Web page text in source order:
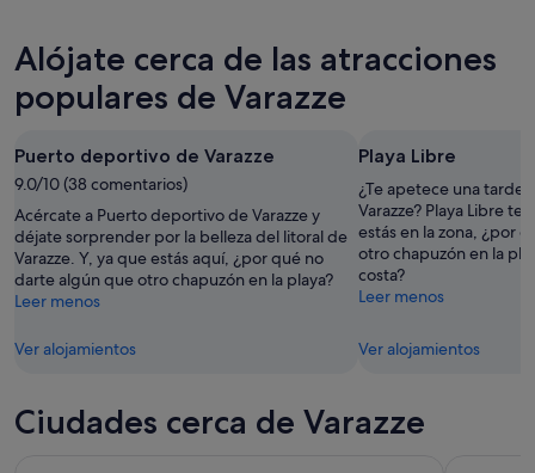
noche,
ago
9
ago
para
mañana
por
noche,
9
ago
-
10
ago
en
Varazze
para
próximo
fin
de
semana,
14
ago
-
ago
Alójate cerca de las atracciones
populares de Varazze
Puerto deportivo de Varazze
9.0/10 (38 comentarios)
Acércate a Puerto deportivo de Varazze y
déjate sorprender por la belleza del litoral de
Varazze. Y, ya que estás aquí, ¿por qué no
darte algún que otro chapuzón en la playa?
Leer menos
Ver alojamientos
Playa Libre
¿Te apetece una
Varazze? Playa Libre te
estás en la zona, ¿por
otro chapuzón en la
costa?
Leer menos
Ver alojamientos
Ciudades cerca de Varazze